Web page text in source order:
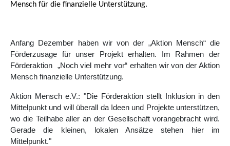
Mensch für die finanzielle Unterstützung.
Anfang Dezember haben wir von der „Aktion Mensch“ die
Förderzusage für unser Projekt erhalten. Im Rahmen der
Förderaktion „Noch viel mehr vor“ erhalten wir von der Aktion
Mensch finanzielle Unterstützung.
Aktion Mensch e.V.: "Die Förderaktion stellt Inklusion in den
Mittelpunkt und will überall da Ideen und Projekte unterstützen,
wo die Teilhabe aller an der Gesellschaft vorangebracht wird.
Gerade die kleinen, lokalen Ansätze stehen hier im
Mittelpunkt."